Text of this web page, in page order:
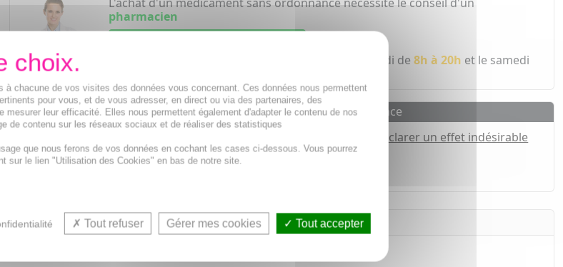
pharmacien
Notre équipe est à votre écoute du lundi au vendredi de 8h à 20h et le samedi
Vos avantages
1500médicaments
Pharmacovigilance
Déclarer un effet indésirable
- code ATC : N02BE01.
chacune de vos visites des données vous concernant. Ces données nous permettent
pour vous, et de vous adresser, en direct ou via des partenaires, des
leur efficacité. Elles nous permettent également d'adapter le contenu de nos
de contenu sur les réseaux sociaux et de réaliser des statistiques
que nous ferons de vos données en cochant les cases ci-dessous. Vous pourrez
sur le lien "Utilisation des Cookies" en bas de notre site.
Tout refuser Gérer mes cookies Tout accepter